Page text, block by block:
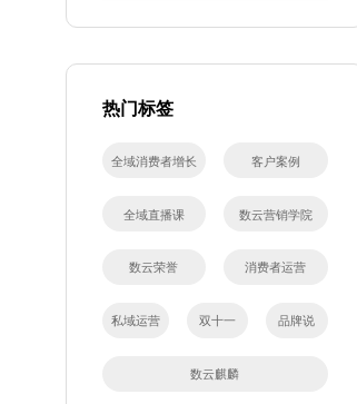
热门标签
全域消费者增长 客户案例
全域直播课 数云营销学院
数云荣誉 消费者运营
私域运营 双十一 品牌说
数云麒麟